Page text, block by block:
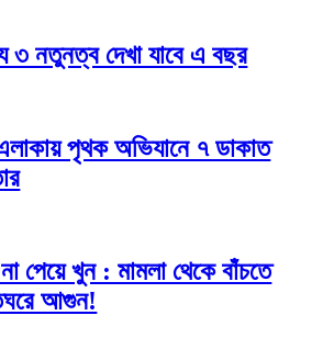
৩ নতুনত্ব দেখা যাবে এ বছর
এলাকায় পৃথক অভিযানে ৭ ডাকাত
না পেয়ে খুন : মামলা থেকে বাঁচতে
আগুন!